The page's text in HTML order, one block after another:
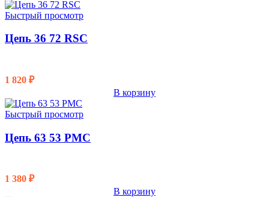
Быстрый просмотр
Цепь 36 72 RSC
1 820 ₽
В корзину
Быстрый просмотр
Цепь 63 53 PMC
1 380 ₽
В корзину